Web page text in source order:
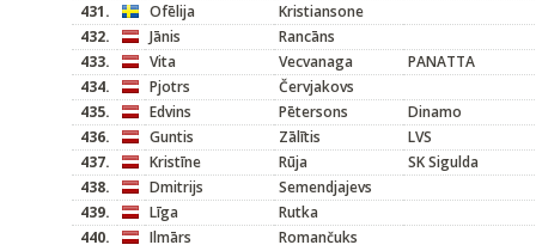
431.
Ofēlija
Kristiansone
432.
Jānis
Rancāns
433.
Vita Vecvanaga
PANATTA
434.
Pjotrs
Červjakovs
435.
Edvins Pētersons
Dinamo
436.
Guntis Zālītis
LVS
437.
Kristīne Rūja
SK Sigulda
438.
Dmitrijs
Semendjajevs
439.
Līga
Rutka
440.
Ilmārs
Romančuks